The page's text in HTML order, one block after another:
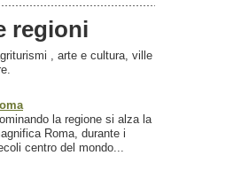
regioni
, arte e cultura, ville
la regione si alza la
Roma, durante i
centro del mondo...